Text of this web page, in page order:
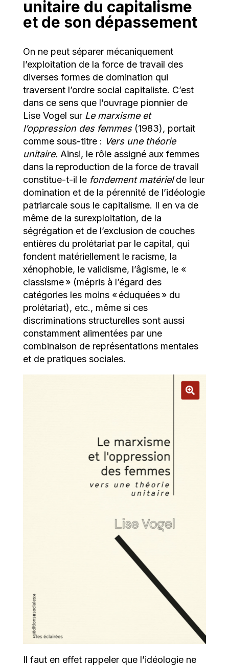
unitaire du capitalisme
et de son dépassement
On ne peut séparer mécaniquement
l’exploitation de la force de travail des
diverses formes de domination qui
traversent l’ordre social capitaliste. C’est
dans ce sens que l’ouvrage pionnier de
Lise Vogel sur Le marxisme et
l’oppression des femmes (1983), portait
comme sous-titre : Vers une théorie
unitaire. Ainsi, le rôle assigné aux femmes
dans la reproduction de la force de travail
constitue-t-il le fondement matérielde leur
domination et de la pérennité de l’idéologie
patriarcale sous le capitalisme. Il en va de
même de la surexploitation, de la
ségrégation et de l’exclusion de couches
entières du prolétariat par le capital, qui
fondent matériellement le racisme, la
xénophobie, le validisme, l’âgisme, le «
classisme » (mépris à l’égard des
catégories les moins « éduquées » du
prolétariat), etc., même si ces
discriminations structurelles sont aussi
constamment alimentées par une
combinaison de représentations mentales
et de pratiques sociales.
Il faut en effet rappeler que l’idéologie ne